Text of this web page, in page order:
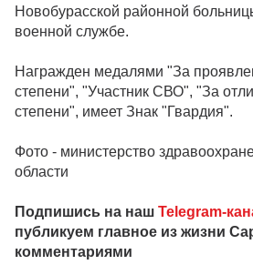
Новобурасской районной
военной службе.
Награжден медалями "За
степени", "Участник СВО", "За
степени", имеет Знак "Гвардия".
Фото - министерство
области
Подпишись на наш Telegram-
публикуем главное из жизни
комментариями